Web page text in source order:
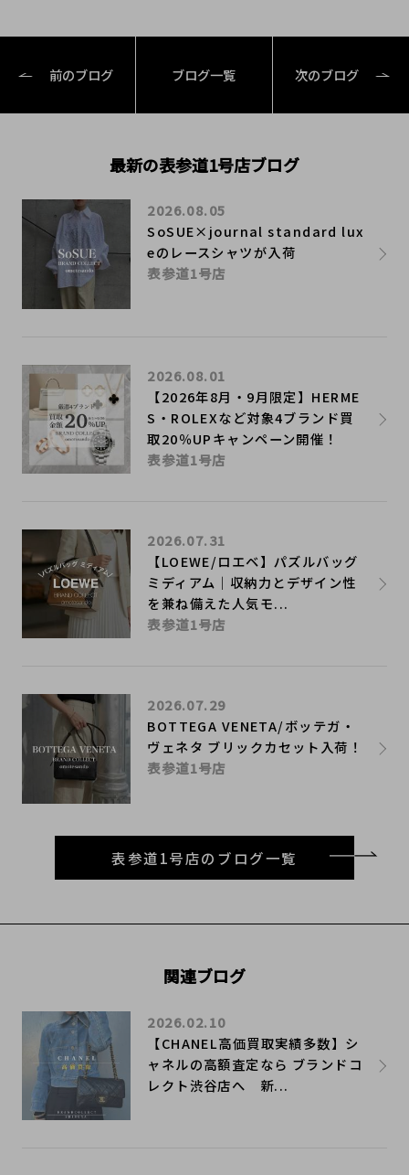
前のブログ ブログ一覧 次のブログ
最新の表参道1号店ブログ
SoSUE×journal standard lux
eのレースシャツが入荷
2026.08.05
表参道1号店
【2026年8月・9月限定】HERME
S・ROLEXなど対象4ブランド買
取20％UPキャンペーン開催！
2026.08.01
表参道1号店
【LOEWE/ロエベ】パズルバッグ
ミディアム｜収納力とデザイン性
を兼ね備えた人気モ...
2026.07.31
表参道1号店
BOTTEGA VENETA/ボッテガ・
ヴェネタ ブリックカセット入荷！
2026.07.29
表参道1号店
表参道1号店のブログ一覧
関連ブログ
【CHANEL高価買取実績多数】シ
ャネルの高額査定なら ブランドコ
レクト渋谷店へ 新...
2026.02.10